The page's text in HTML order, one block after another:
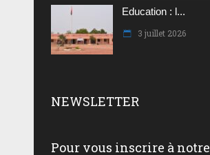
Education : l...
3 juillet 2026
NEWSLETTER
Pour vous inscrire à notre